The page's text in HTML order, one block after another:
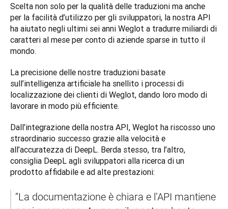
Scelta non solo per la qualità delle traduzioni ma anche
per la facilità d’utilizzo per gli sviluppatori, la nostra API
ha aiutato negli ultimi sei anni Weglot a tradurre miliardi di
caratteri al mese per conto di aziende sparse in tutto il
mondo.
La precisione delle nostre traduzioni basate
sull’intelligenza artificiale ha snellito i processi di
localizzazione dei clienti di Weglot, dando loro modo di
lavorare in modo più efficiente.
Dall’integrazione della nostra API, Weglot ha riscosso uno
straordinario successo grazie alla velocità e
all’accuratezza di DeepL. Berda stesso, tra l’altro,
consiglia DeepL agli sviluppatori alla ricerca di un
prodotto affidabile e ad alte prestazioni:
“La documentazione è chiara e l’API mantiene